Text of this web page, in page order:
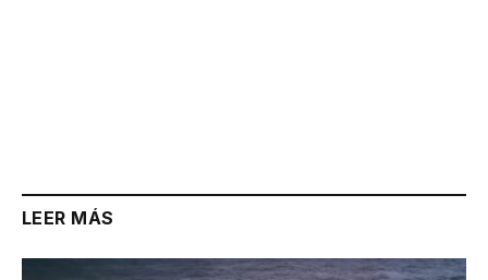
LEER MÁS